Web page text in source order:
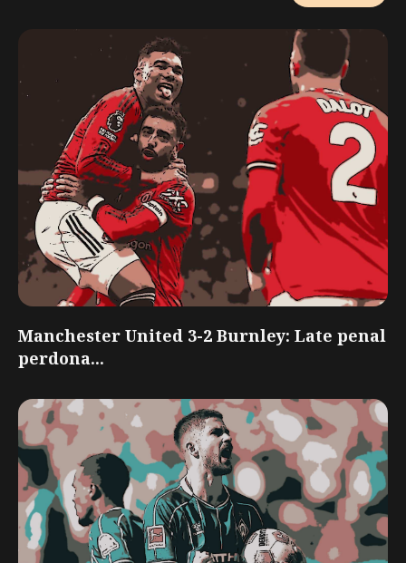
Manchester United 3-2 Burnley: Late penal
perdona...